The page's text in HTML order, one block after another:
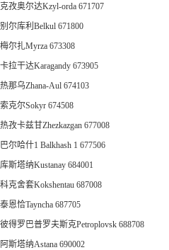
克孜奥尔达Kzyl-orda 671707
别尔库利Belkul 671800
梅尔扎Myrza 673308
卡拉干达Karagandy 673905
热那乌Zhana-Aul 674103
索克尔Sokyr 674508
热孜卡兹甘Zhezkazgan 677008
巴尔哈什1 Balkhash 1 677506
库斯塔纳Kustanay 684001
科克舍套Kokshentau 687008
泰恩恰Tayncha 687705
彼得罗巴普罗夫斯克Petroplovsk 688708
阿斯塔纳Astana 690002